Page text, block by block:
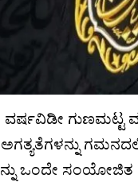
ಗುಣಮಟ್ಟ
ಒಂದೇ